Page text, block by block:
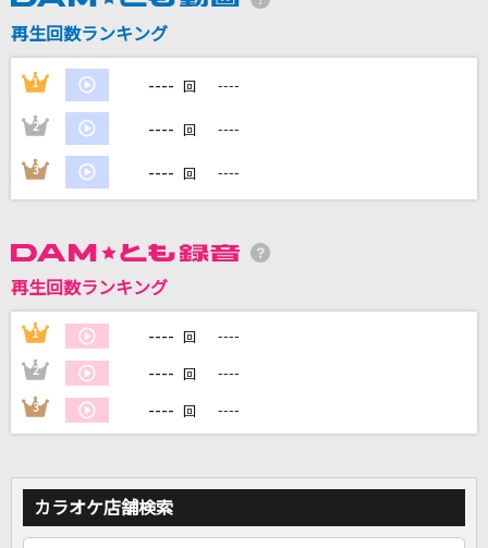
魔法にかけられて
Saucy Dog
わたがし
back number
[Alexandros]
田園
玉置浩二
カラオケ最新情報をチェック！
再生回数ランキング
1 ---- 回 ----
2 ---- 回 ----
3 ---- 回 ----
再生回数ランキング
1 ---- 回 ----
2 ---- 回 ----
3 ---- 回 ----
カラオケ店舗検索